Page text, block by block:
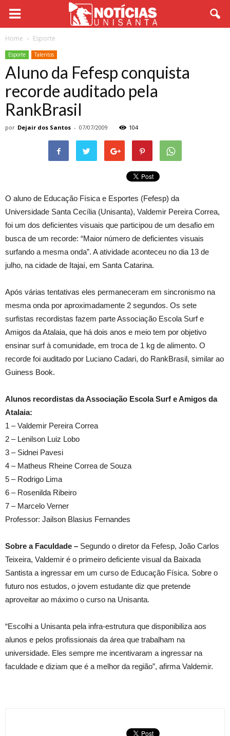
Home Esporte
Esporte Talentos
Aluno da Fefesp conquista
recorde auditado pela
RankBrasil
por Dejair dos Santos - 07/07/2009 104
O aluno de Educação Física e Esportes (Fefesp) da
Universidade Santa Cecília (Unisanta), Valdemir Pereira Correa,
foi um dos deficientes visuais que participou de um desafio em
busca de um recorde: “Maior número de deficientes visuais
surfando a mesma onda”. A atividade aconteceu no dia 13 de
julho, na cidade de Itajaí, em Santa Catarina.
Após várias tentativas eles permaneceram em sincronismo na
mesma onda por aproximadamente 2 segundos. Os sete
surfistas recordistas fazem parte Associação Escola Surf e
Amigos da Atalaia, que há dois anos e meio tem por objetivo
ensinar surf à comunidade, em troca de 1 kg de alimento. O
recorde foi auditado por Luciano Cadari, do RankBrasil, similar ao
Guiness Book.
Alunos recordistas da Associação Escola Surf e Amigos da
Atalaia:
1 – Valdemir Pereira Correa
2 – Lenilson Luiz Lobo
3 – Sidnei Pavesi
4 – Matheus Rheine Correa de Souza
5 – Rodrigo Lima
6 – Rosenilda Ribeiro
7 – Marcelo Verner
Professor: Jailson Blasius Fernandes
Sobre a Faculdade – Segundo o diretor da Fefesp, João Carlos
Teixeira, Valdemir é o primeiro deficiente visual da Baixada
Santista a ingressar em um curso de Educação Física. Sobre o
futuro nos estudos, o jovem estudante diz que pretende
aproveitar ao máximo o curso na Unisanta.
“Escolhi a Unisanta pela infra-estrutura que disponibiliza aos
alunos e pelos profissionais da área que trabalham na
universidade. Eles sempre me incentivaram a ingressar na
faculdade e diziam que é a melhor da região”, afirma Valdemir.